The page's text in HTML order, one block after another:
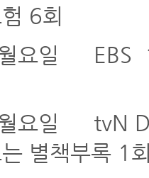
6회
요일
EBS
요일
tvN
별책부록 1